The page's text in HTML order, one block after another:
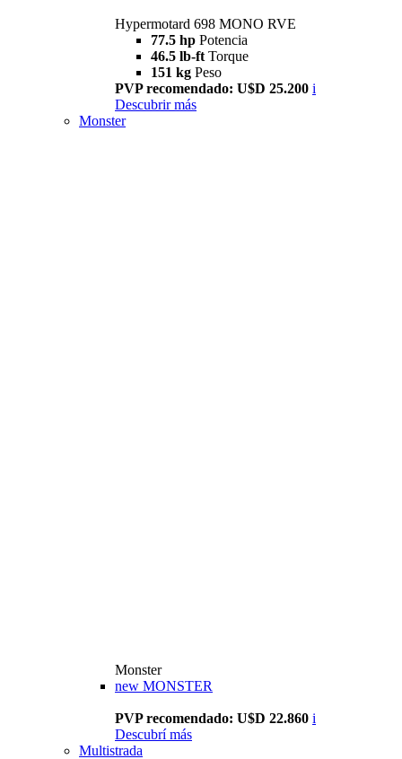
Hypermotard 698 MONO RVE
77.5 hp Potencia
46.5 lb-ft Torque
151 kg Peso
PVP recomendado: U$D 25.200 i
Descubrir más
Monster
Monster
new MONSTER
PVP recomendado: U$D 22.860 i
Descubrí más
Multistrada